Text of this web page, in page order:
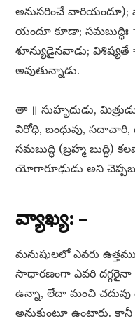
అనుసరించే వారియందూ);
యందూ కూడా; సమబుద్ధిః
శూన్యుడైనవాడు; విశిష్యతే
అవుతున్నాడు.
తా ॥ సుహృదుడు,
విరోధి, బంధువు,
సమబుద్ధి (బ్రహ్మ బుద్ధి)
యోగారూఢుడు అని
వ్యాఖ్య: –
మనుషులలో ఎవరు
సాధారణంగా ఎవరి దగ్గరైనా
ఉన్నా, లేదా మంచి చదువు
అనుకుంటూ ఉంటారు.